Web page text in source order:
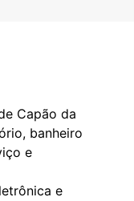
Capão da
banheiro
e
e